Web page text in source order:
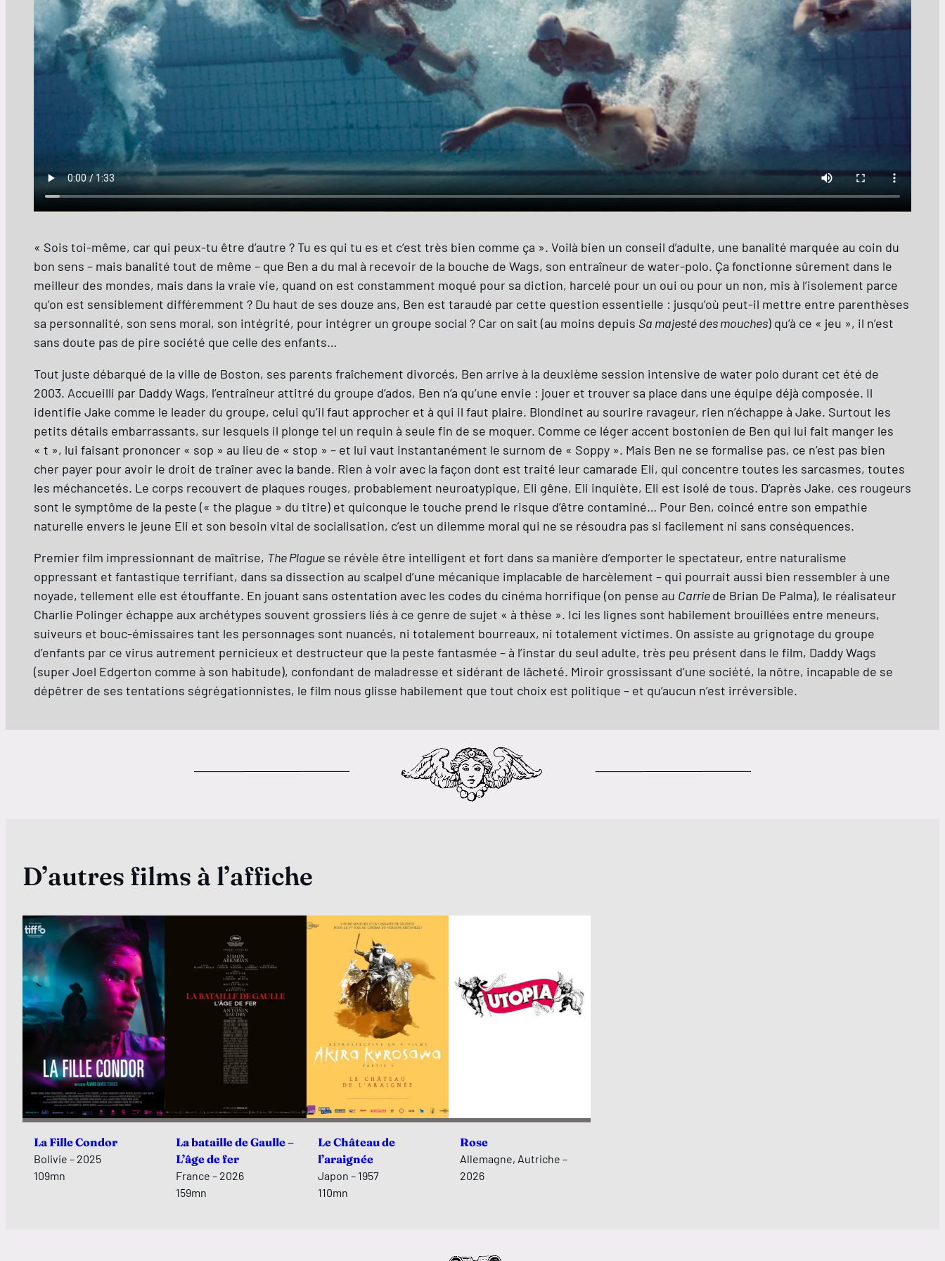
« Sois toi-même, car qui peux-tu être d’autre ? Tu es qui tu es et c’est très bien comme ça ». Voilà bien un conseil d’adulte, une banalité marquée au coin du
bon sens – mais banalité tout de même – que Ben a du mal à recevoir de la bouche de Wags, son entraîneur de water-polo. Ça fonctionne sûrement dans le
meilleur des mondes, mais dans la vraie vie, quand on est constamment moqué pour sa diction, harcelé pour un oui ou pour un non, mis à l’isolement parce
qu’on est sensiblement différemment ? Du haut de ses douze ans, Ben est taraudé par cette question essentielle : jusqu’où peut-il mettre entre parenthèses
sa personnalité, son sens moral, son intégrité, pour intégrer un groupe social ? Car on sait (au moins depuis Sa majesté des mouches) qu’à ce « jeu », il n’est
sans doute pas de pire société que celle des enfants…
Tout juste débarqué de la ville de Boston, ses parents fraîchement divorcés, Ben arrive à la deuxième session intensive de water polo durant cet été de
2003. Accueilli par Daddy Wags, l’entraîneur attitré du groupe d’ados, Ben n’a qu’une envie : jouer et trouver sa place dans une équipe déjà composée. Il
identifie Jake comme le leader du groupe, celui qu’il faut approcher et à qui il faut plaire. Blondinet au sourire ravageur, rien n’échappe à Jake. Surtout les
petits détails embarrassants, sur lesquels il plonge tel un requin à seule fin de se moquer. Comme ce léger accent bostonien de Ben qui lui fait manger les
« t », lui faisant prononcer « sop » au lieu de « stop » – et lui vaut instantanément le surnom de « Soppy ». Mais Ben ne se formalise pas, ce n’est pas bien
cher payer pour avoir le droit de traîner avec la bande. Rien à voir avec la façon dont est traité leur camarade Eli, qui concentre toutes les sarcasmes, toutes
les méchancetés. Le corps recouvert de plaques rouges, probablement neuroatypique, Eli gêne, Eli inquiète, Eli est isolé de tous. D’après Jake, ces rougeurs
sont le symptôme de la peste (« the plague » du titre) et quiconque le touche prend le risque d’être contaminé… Pour Ben, coincé entre son empathie
naturelle envers le jeune Eli et son besoin vital de socialisation, c’est un dilemme moral qui ne se résoudra pas si facilement ni sans conséquences.
Premier film impressionnant de maîtrise, The Plague se révèle être intelligent et fort dans sa manière d’emporter le spectateur, entre naturalisme
oppressant et fantastique terrifiant, dans sa dissection au scalpel d’une mécanique implacable de harcèlement – qui pourrait aussi bien ressembler à une
noyade, tellement elle est étouffante. En jouant sans ostentation avec les codes du cinéma horrifique (on pense au Carriede Brian De Palma), le réalisateur
Charlie Polinger échappe aux archétypes souvent grossiers liés à ce genre de sujet « à thèse ». Ici les lignes sont habilement brouillées entre meneurs,
suiveurs et bouc-émissaires tant les personnages sont nuancés, ni totalement bourreaux, ni totalement victimes. On assiste au grignotage du groupe
d’enfants par ce virus autrement pernicieux et destructeur que la peste fantasmée – à l’instar du seul adulte, très peu présent dans le film, Daddy Wags
(super Joel Edgerton comme à son habitude), confondant de maladresse et sidérant de lâcheté. Miroir grossissant d’une société, la nôtre, incapable de se
dépêtrer de ses tentations ségrégationnistes, le film nous glisse habilement que tout choix est politique – et qu’aucun n’est irréversible.
D’autres films à l’affiche
La Fille Condor
Bolivie – 2025
109mn
La bataille de Gaulle –
L’âge de fer
France – 2026
159mn
Le Château de
l’araignée
Japon – 1957
110mn
Rose
Allemagne, Autriche –
2026